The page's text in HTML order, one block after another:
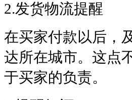
2.发货物流提醒
在买家付款以后，
达所在城市。这点
于买家的负责。